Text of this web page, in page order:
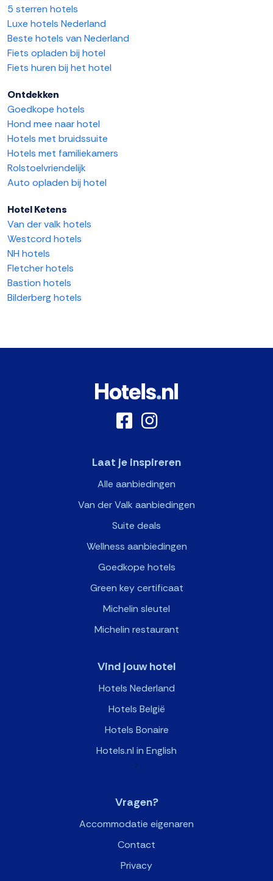
5 sterren hotels
Luxe hotels Nederland
Beste hotels van Nederland
Fiets opladen bij hotel
Fiets huren bij het hotel
Ontdekken
Goedkope hotels
Hond mee naar hotel
Hotels met bruidssuite
Hotels met familiekamers
Rolstoelvriendelijk
Auto opladen bij hotel
Hotel Ketens
Van der valk hotels
Westcord hotels
NH hotels
Fletcher hotels
Bastion hotels
Bilderberg hotels
Laat je inspireren
Alle aanbiedingen
Van der Valk aanbiedingen
Suite deals
Wellness aanbiedingen
Goedkope hotels
Green key certificaat
Michelin sleutel
Michelin restaurant
Vind jouw hotel
Hotels Nederland
Hotels België
Hotels Bonaire
Hotels.nl in English
>
Vragen?
Accommodatie eigenaren
Contact
Privacy